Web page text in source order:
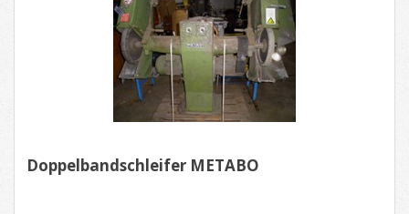
Doppelbandschleifer METABO